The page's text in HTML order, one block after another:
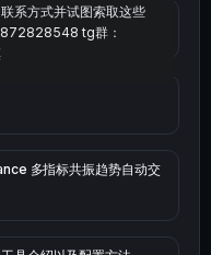
多指标共振趋势自动交
系方式并试图索取这些
872828548 tg群：